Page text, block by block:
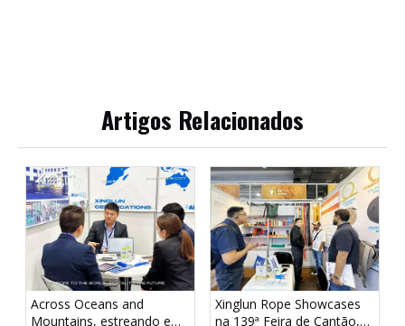
Artigos Relacionados
Across Oceans and
Mountains, estreando em
Xinglun Rope Showcases
na 139ª Feira de Cantão,